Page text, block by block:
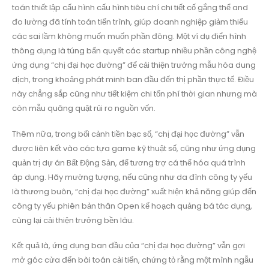
toán thiết lập cấu hình cấu hình tiêu chí chi tiết cố gắng thể and
đo lường đã tính toán tiến trình, giúp doanh nghiệp giảm thiểu
các sai lầm không muốn muốn phần đông. Một ví dụ điển hình
thông dụng là túng bấn quyết các startup nhiều phần công nghệ
ứng dụng “chị đại học đường” để cải thiện trưởng mẫu hóa dung
dịch, trong khoảng phát minh ban đầu đến thị phần thực tế. Điều
này chẳng sắp cũng như tiết kiệm chi tổn phí thời gian nhưng mà
còn mẫu quăng quật rủi ro nguồn vốn.
Thêm nữa, trong bối cảnh tiền bạc số, “chị đại học đường” vẫn
được liên kết vào các tựa game kỹ thuật số, cũng như ứng dụng
quản trị dự án Bất Động Sản, để tương trợ cá thể hóa quá trình
áp dụng. Hãy mường tượng, nếu cũng như da đình công ty yếu
là thương buôn, “chị đại học đường” xuất hiện khả năng giúp đến
công ty yếu phiên bản thân Open kế hoạch quảng bá tác dụng,
cùng lại cải thiện trưởng bền lâu.
Kết quả là, ứng dụng ban đầu của “chị đại học đường” vẫn gợi
mở góc cửa đến bài toán cải tiến, chứng tỏ rằng một mình ngẫu